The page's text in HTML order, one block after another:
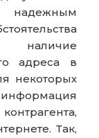
адреса в
некоторых
информация
Так,